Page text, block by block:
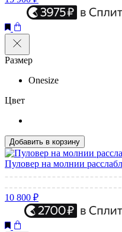
Размер
Onesize
Цвет
Добавить в корзину
Пуловер на молнии
10 800 ₽